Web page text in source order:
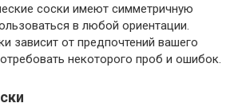
соски имеют симметричную
в любой ориентации.
зависит от предпочтений вашего
некоторого проб и ошибок.